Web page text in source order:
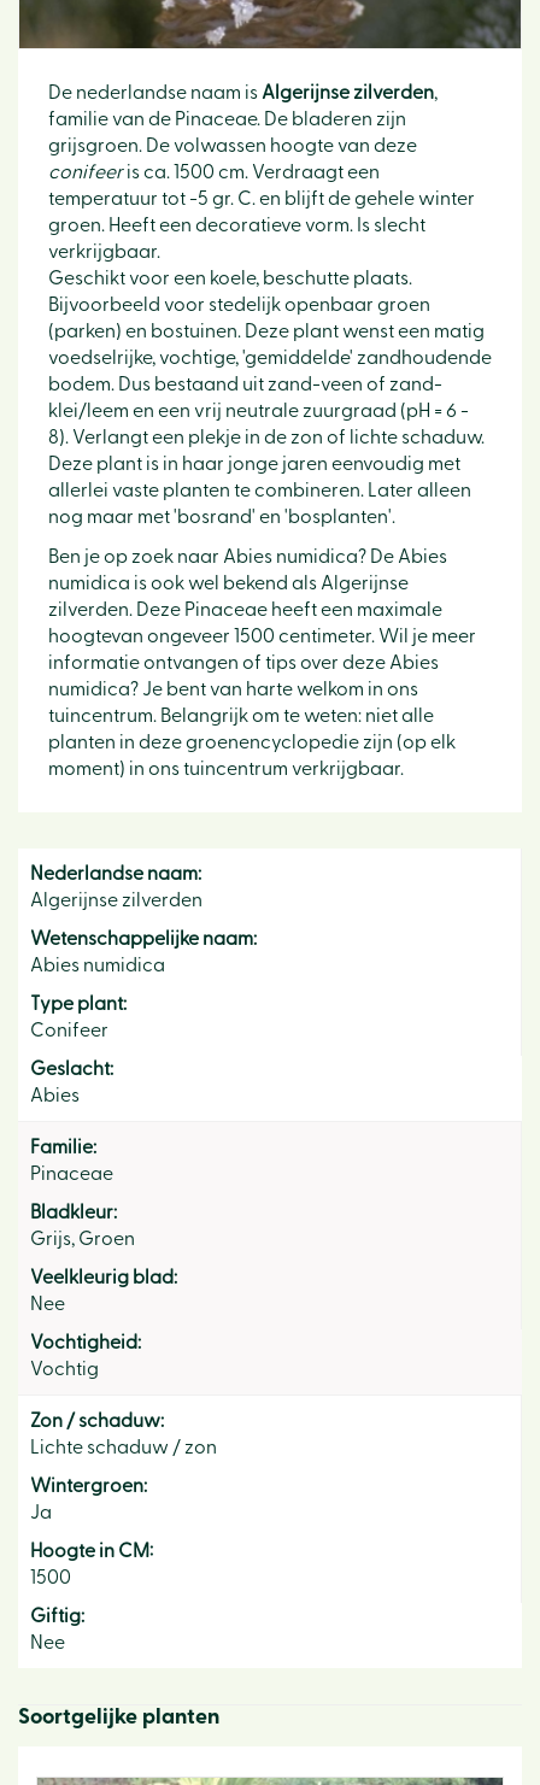
De nederlandse naam is Algerijnse zilverden,
familie van de Pinaceae. De bladeren zijn
grijsgroen. De volwassen hoogte van deze
conifeeris ca. 1500 cm. Verdraagt een
temperatuur tot -5 gr. C. en blijft de gehele winter
groen. Heeft een decoratieve vorm. Is slecht
verkrijgbaar.
Geschikt voor een koele, beschutte plaats.
Bijvoorbeeld voor stedelijk openbaar groen
(parken) en bostuinen. Deze plant wenst een matig
voedselrijke, vochtige, 'gemiddelde' zandhoudende
bodem. Dus bestaand uit zand-veen of zand-
klei/leem en een vrij neutrale zuurgraad (pH = 6 -
8). Verlangt een plekje in de zon of lichte schaduw.
Deze plant is in haar jonge jaren eenvoudig met
allerlei vaste planten te combineren. Later alleen
nog maar met 'bosrand' en 'bosplanten'.
Ben je op zoek naar Abies numidica? De Abies
numidica is ook wel bekend als Algerijnse
zilverden. Deze Pinaceae heeft een maximale
hoogtevan ongeveer 1500 centimeter. Wil je meer
informatie ontvangen of tips over deze Abies
numidica? Je bent van harte welkom in ons
tuincentrum. Belangrijk om te weten: niet alle
planten in deze groenencyclopedie zijn (op elk
moment) in ons tuincentrum verkrijgbaar.
Nederlandse naam:
Algerijnse zilverden
Wetenschappelijke naam:
Abies numidica
Type plant:
Conifeer
Geslacht:
Abies
Familie:
Pinaceae
Bladkleur:
Grijs, Groen
Veelkleurig blad:
Nee
Vochtigheid:
Vochtig
Zon / schaduw:
Lichte schaduw / zon
Wintergroen:
Ja
Hoogte in CM:
1500
Giftig:
Nee
Soortgelijke planten